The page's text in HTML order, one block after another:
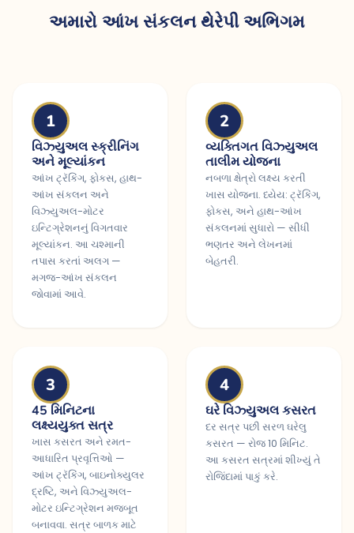
અમારો આંખ સંકલન થેરેપી અભિગમ
1
વિઝ્યુઅલ સ્ક્રીનિંગ
અને મૂલ્યાંકન
આંખ ટ્રૅકિંગ, ફોકસ, હાથ-
આંખ સંકલન અને
વિઝ્યુઅલ-મોટર
ઇન્ટિગ્રેશનનું વિગતવાર
મૂલ્યાંકન. આ ચશ્માની
તપાસ કરતાં અલગ —
મગજ-આંખ સંકલન
જોવામાં આવે.
2
વ્યક્તિગત વિઝ્યુઅલ
તાલીમ યોજના
નબળા ક્ષેત્રો લક્ષ્ય કરતી
ખાસ યોજના. ધ્યેય: ટ્રૅકિંગ,
ફોકસ, અને હાથ-આંખ
સંકલનમાં સુધારો — સીધી
ભણતર અને લેખનમાં
બેહતરી.
3
45 મિનિટના
લક્ષ્યયુક્ત સત્ર
ખાસ કસરત અને રમત-
આધારિત પ્રવૃત્તિઓ —
આંખ ટ્રૅકિંગ, બાઇનોક્યુલર
દ્રષ્ટિ, અને વિઝ્યુઅલ-
મોટર ઇન્ટિગ્રેશન મજબૂત
બનાવવા. સત્ર બાળક માટે
4
ઘરે વિઝ્યુઅલ કસરત
દર સત્ર પછી સરળ ઘરેલુ
કસરત — રોજ 10 મિનિટ.
આ કસરત સત્રમાં શીખ્યું તે
રોજિંદામાં પાકું કરે.